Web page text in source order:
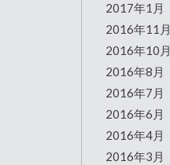
2017年1月
2016年11月
2016年10月
2016年8月
2016年7月
2016年6月
2016年4月
2016年3月